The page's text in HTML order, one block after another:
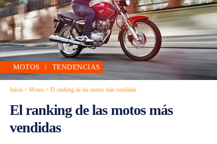
MOTOS TENDENCIAS
Inicio Motos El ranking de las motos más vendidas
El ranking de las motos más
vendidas